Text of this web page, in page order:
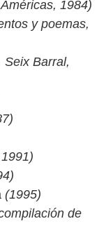
1984)
y poemas,
Seix Barral,
(1995)
de